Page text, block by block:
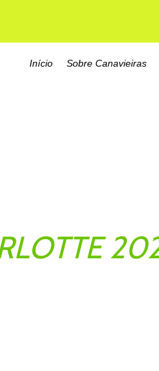
Início Sobre Canavieiras